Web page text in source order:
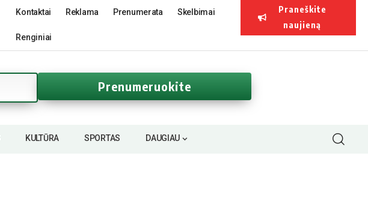
Kontaktai Reklama Prenumerata Skelbimai
Renginiai
Praneškite
naujieną
Prenumeruokite
KULTŪRA SPORTAS DAUGIAU